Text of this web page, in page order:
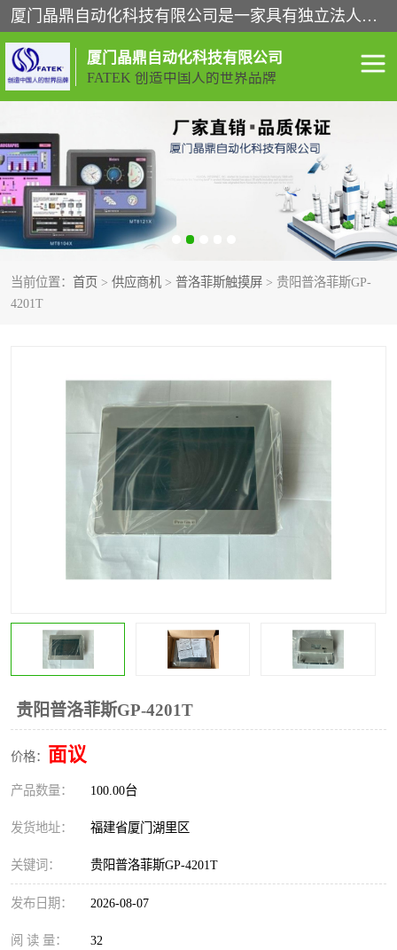
厦门晶鼎自动化科技有限公司是一家具有独立法人资格的高新技术企业；代理销售的产品有台湾威纶触摸屏，魏德米勒全系列，永宏触摸屏,威纶触摸屏,台湾威纶weinview触摸屏,台湾永宏PLC，FATEK,永宏伺服,图儿克总线，施耐德，欧姆龙，西门子，富士变频，K&N蓝系列， BUSSMANN，松下变频器，丹佛斯变频器等。
厦门晶鼎自动化科技有限公司
FATEK 创造中国人的世界品牌
当前位置： 首页 > 供应商机 > 普洛菲斯触摸屏 > 贵阳普洛菲斯GP-
4201T
贵阳普洛菲斯GP-4201T
价格： 面议
产品数量： 100.00台
发货地址： 福建省厦门湖里区
关键词： 贵阳普洛菲斯GP-4201T
发布日期： 2026-08-07
阅 读 量： 32
闽台永宏PLC WEINVIEW闽台威纶触摸
正弦变频器正弦伺服 魏德米勒接线端子
ABB电流开关 魏德米勒电源
丹佛斯变频器 MOXA通讯模块
其他
安士能开关
普洛菲斯触摸屏
魏德米勒继电器 施迈赛限位开关